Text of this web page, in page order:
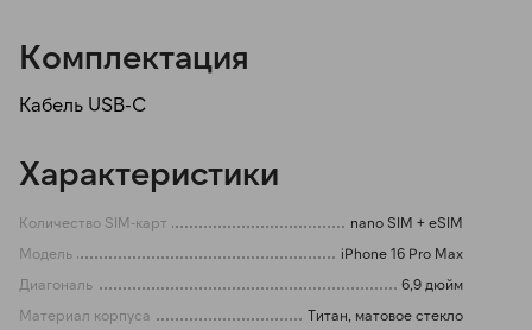
Комплектация
Кабель USB-C
Характеристики
Количество SIM-карт
nano SIM + eSIM
Модель
iPhone 16 Pro Max
Диагональ
6,9 дюйм
Материал корпуса
Титан, матовое стекло